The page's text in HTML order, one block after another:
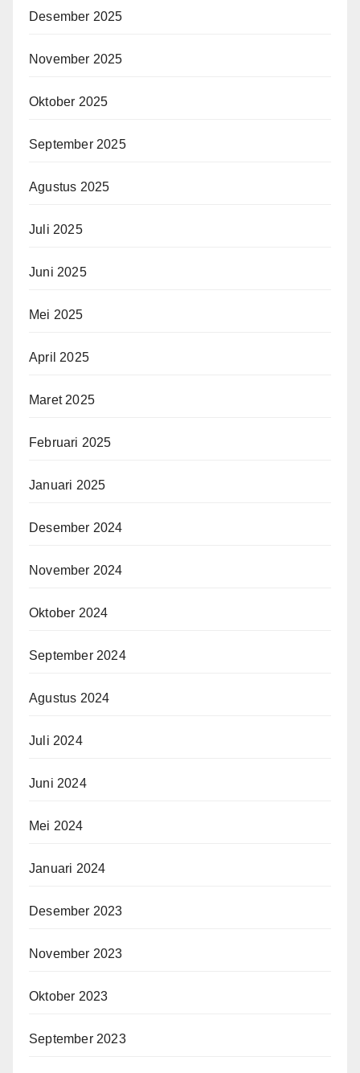
Desember 2025
November 2025
Oktober 2025
September 2025
Agustus 2025
Juli 2025
Juni 2025
Mei 2025
April 2025
Maret 2025
Februari 2025
Januari 2025
Desember 2024
November 2024
Oktober 2024
September 2024
Agustus 2024
Juli 2024
Juni 2024
Mei 2024
Januari 2024
Desember 2023
November 2023
Oktober 2023
September 2023